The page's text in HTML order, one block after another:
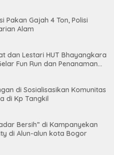
Gajah 4 Ton, Polisi
Alam
dan Lestari HUT Bhayangkara
Fun Run dan Penanaman
di Sosialisasikan Komunitas
di Kp Tangkil
Bersih” di Kampanyekan
di Alun-alun kota Bogor